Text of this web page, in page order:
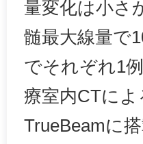
量変化は小さ
髄最大線量で
でそれぞれ1
療室内CTに
TrueBeamに